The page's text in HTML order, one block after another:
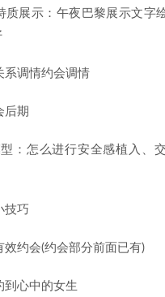
质展示：午夜巴黎展示文字
系调情约会调情
后期
：怎么进行安全感植入、
技巧
效约会(约会部分前面已有)
到心中的女生